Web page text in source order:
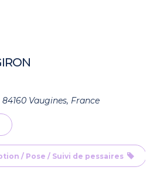
84160 Vaugines, France
/ Pose / Suivi de pessaires